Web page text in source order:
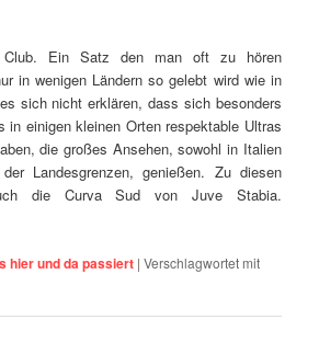
Club. Ein Satz den man oft zu hören
in wenigen Ländern so gelebt wird wie in
sich nicht erklären, dass sich besonders
in einigen kleinen Orten respektable Ultras
die großes Ansehen, sowohl in Italien
Landesgrenzen, genießen. Zu diesen
die Curva Sud von Juve Stabia.
hier und da passiert |Verschlagwortet mit